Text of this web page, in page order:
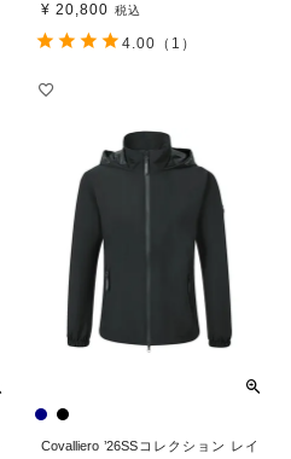
¥ 20,800 税込
4.00 （1）
Covalliero ’26SSコレクション レイ